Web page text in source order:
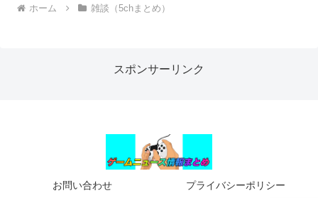
ホーム 雑談（5chまとめ）
スポンサーリンク
お問い合わせ プライバシーポリシー